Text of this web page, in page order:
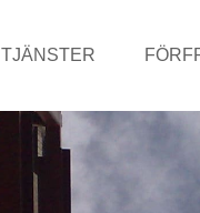
TJÄNSTER